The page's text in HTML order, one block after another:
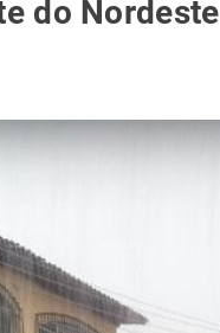
do Nordeste